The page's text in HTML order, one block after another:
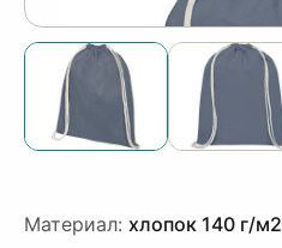
Материал: хлопок 140 г/м2